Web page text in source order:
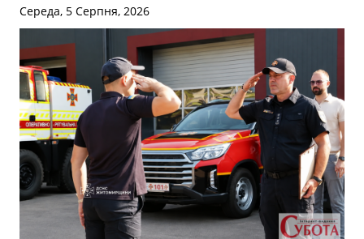
Середа, 5 Серпня, 2026